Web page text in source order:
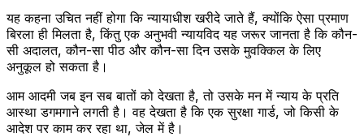
यह कहना उचित नहीं होगा कि न्यायाधीश खरीदे जाते हैं, क्योंकि ऐसा प्रमाण
बिरला ही मिलता है, किंतु एक अनुभवी न्यायविद यह जरूर जानता है कि कौन-
सी अदालत, कौन-सा पीठ और कौन-सा दिन उसके मुवक्किल के लिए
अनुकूल हो सकता है।
आम आदमी जब इन सब बातों को देखता है, तो उसके मन में न्याय के प्रति
आस्था डगमगाने लगती है। वह देखता है कि एक सुरक्षा गार्ड, जो किसी के
आदेश पर काम कर रहा था, जेल में है।